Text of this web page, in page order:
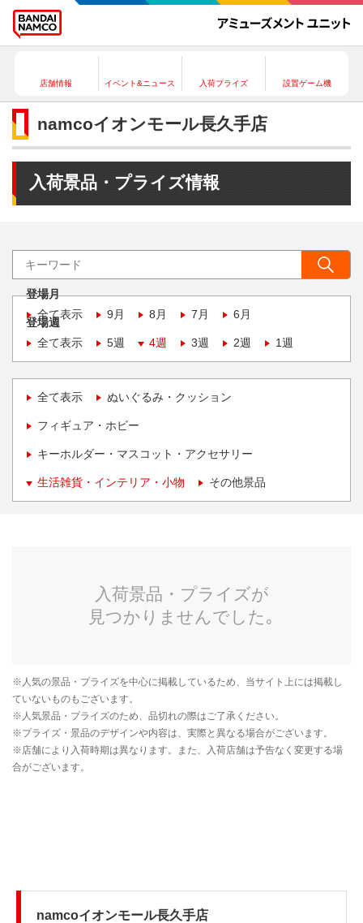
店舗情報 イベント&ニュース 入荷プライズ 設置ゲーム機
namcoイオンモール長久手店
入荷景品・プライズ情報
登場月
全て表示
9月 8月 7月 6月
登場週
全て表示
5週 4週 3週 2週 1週
全て表示 ぬいぐるみ・クッション
フィギュア・ホビー
キーホルダー・マスコット・アクセサリー
生活雑貨・インテリア・小物 その他景品
namcoイオンモール長久手店